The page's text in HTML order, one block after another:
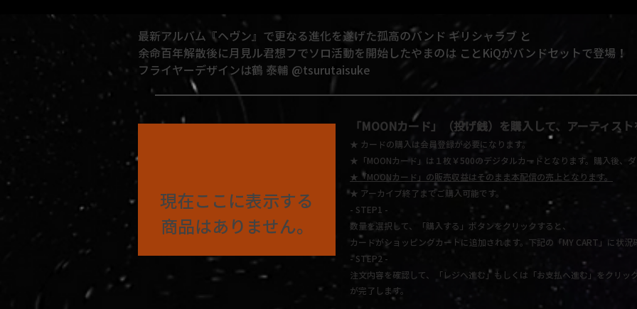
最新アルバム『ヘヴン』で更なる進化を遂げた孤高のバンド ギリシャラブ と
余命百年解散後に月見ル君想フでソロ活動を開始したやまのは ことKiQがバンドセットで登場！
フライヤーデザインは鶴 泰輔 @tsurutaisuke
現在ここに表示する
商品はありません。
「MOONカード」 （投げ銭）を購入して、アーティス
★ カードの購入は会員登録が必要になります。
★「MOONカード」は１枚￥500のデジタルカードとなります。 購入後、
★ 「MOONカード」の販売収益はそのまま本配信の売上となります。
★ アーカイブ終了までご購入可能です。
- STEP1 -
数量を選択して、「購入する」ボタンをクリックすると、
カードがショッピングカートに追加されます。下記の「MY CART」に状況
- STEP2 -
注文内容を確認して、「レジへ進む」もしくは「お支払へ進む」をクリッ
が完了します。